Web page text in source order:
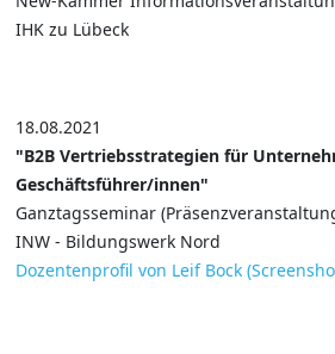
IHK zu Lübeck
18.08.2021
"B2B Vertriebsstrategien für
Geschäftsführer/innen"
Ganztagsseminar
INW - Bildungswerk Nord
Dozentenprofil von Leif Bock